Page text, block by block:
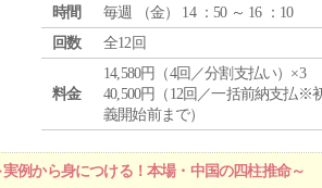
時間
毎週 （金） 14 ：50 ～ 16 ：10
回数
全12回
料金
14,580円（4回／分割支払い）×3
40,500円（12回／一括前納支払※
義開始前まで）
例から身につける！本場・中国の四柱推命～